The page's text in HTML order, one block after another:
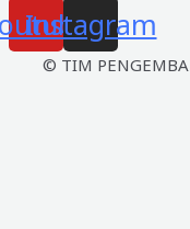
Instagram
© TIM